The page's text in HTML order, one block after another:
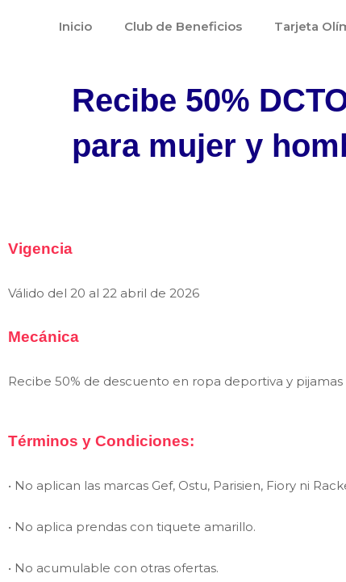
Inicio Club de Beneficios Tarjeta
Recibe 50%
para mujer y
Vigencia
Válido del 20 al 22 abril de 2026
Mecánica
Recibe 50% de descuento en ropa deportiva y
Términos y Condiciones:
• No aplican las marcas Gef, Ostu, Parisien, Fiory ni
• No aplica prendas con tiquete amarillo.
• No acumulable con otras ofertas.